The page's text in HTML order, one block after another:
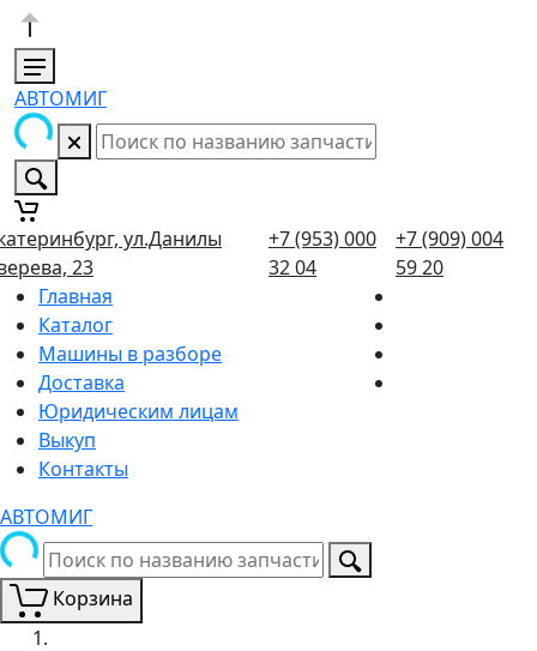
АВТОМИГ
ул.Данилы
23
+7 (953) 000
32 04
+7 (909) 004
59 20
Главная
Каталог
Машины в разборе
Доставка
Юридическим лицам
Выкуп
Контакты
АВТОМИГ
Корзина